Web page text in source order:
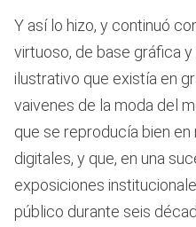
Y así lo hizo, y continuó
virtuoso, de base gráfica
ilustrativo que existía en
vaivenes de la moda del
que se reproducía bien
digitales, y que, en una
exposiciones
público durante seis